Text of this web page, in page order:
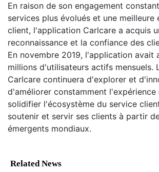
En raison de son engagement
services plus évolués et une meilleure
client, l'application Carlcare a acquis
reconnaissance et la confiance des
En novembre 2019, l'application avait
millions d'utilisateurs actifs mensuels.
Carlcare continuera d'explorer et
d'améliorer constamment
solidifier l'écosystème du service
soutenir et servir ses clients à partir
émergents mondiaux.
Related News